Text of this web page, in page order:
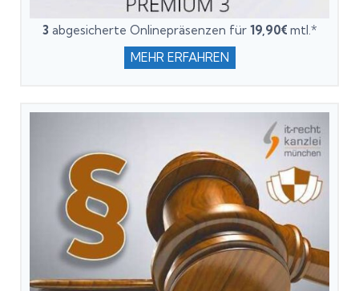
3 abgesicherte Onlinepräsenzen für 19,90€ mtl.*
MEHR ERFAHREN